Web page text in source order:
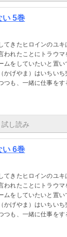
い 5巻
てきたヒロインのユ
われたことにトラウ
ムをしていたいと置
かげやま）はいちい
つも、一緒に仕事を
試し読み
い 6巻
てきたヒロインのユ
われたことにトラウ
ムをしていたいと置
かげやま）はいちい
つも、一緒に仕事を